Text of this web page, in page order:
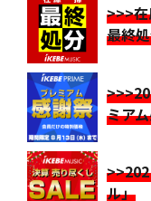
>>>
最終
ミア
ル」